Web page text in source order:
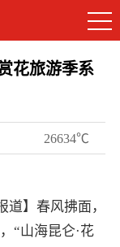
花旅游季系
26634℃
】春风拂面，
“山海昆仑·花